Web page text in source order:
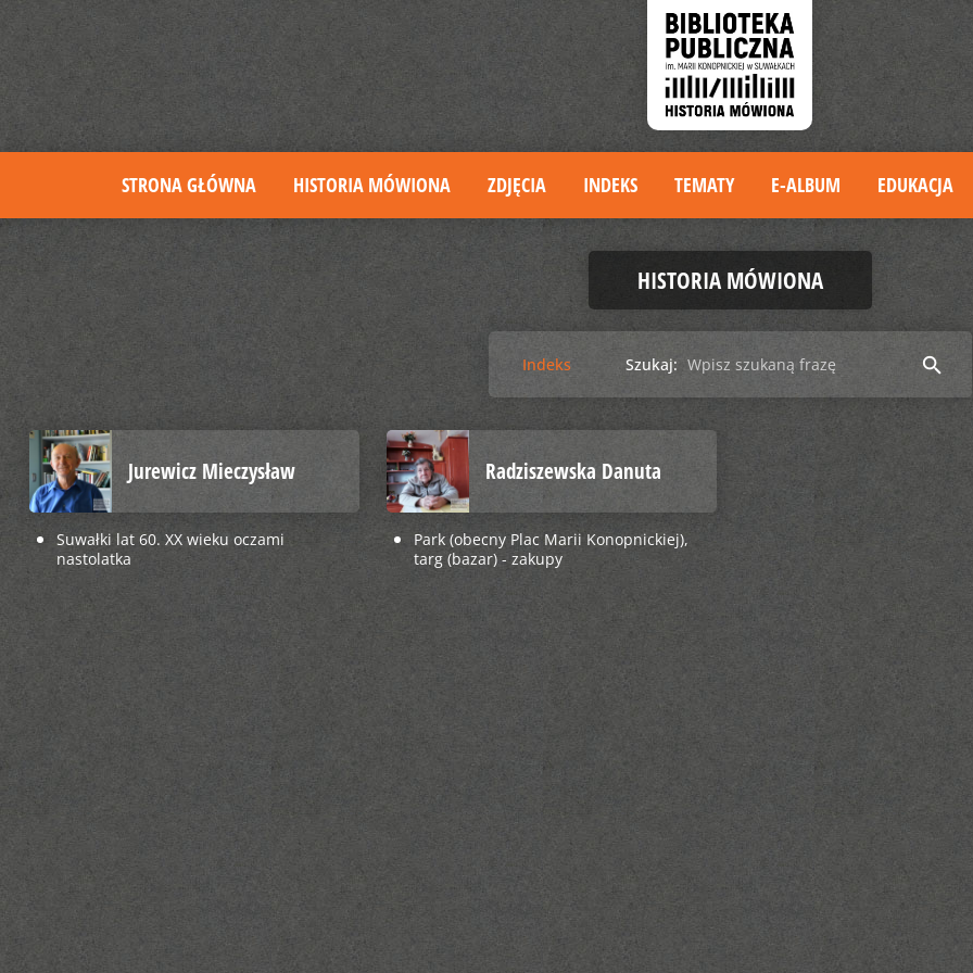
STRONA GŁÓWNA HISTORIA MÓWIONA ZDJĘCIA INDEKS TEMATY E-ALBUM EDUKACJA
HISTORIA MÓWIONA
Indeks Szukaj: search
Jurewicz Mieczysław
Suwałki lat 60. XX wieku oczami
nastolatka
Radziszewska Danuta
Park (obecny Plac Marii Konopnickiej),
targ (bazar) - zakupy